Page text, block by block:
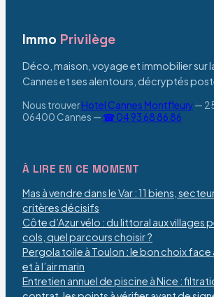
Immo Privilège
Déco, maison, voyage et immobilier sur
Cannes et ses alentours, décryptés
Nous trouverHotel Cannes Montfleury—
06400 Cannes — ☎ 04 93 68 86 86
À LIRE EN CE MOMENT
Mas à vendre dans le Var : 11 biens,
critères décisifs
Côte d’Azur vélo : du littoral aux villages
cols, quel parcours choisir ?
Pergola toile à Toulon : le bon choix face
et à l’air marin
Entretien annuel de piscine à Nice :